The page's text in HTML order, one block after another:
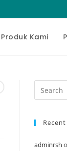
Produk Kami
adminrsh